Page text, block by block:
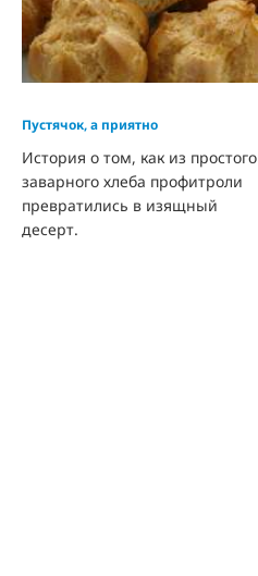
Пустячок, а приятно
История о том, как из простого
заварного хлеба профитроли
превратились в изящный
десерт.